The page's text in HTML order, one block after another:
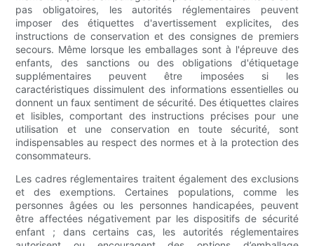
pas obligatoires, les autorités réglementaires peuvent
imposer des étiquettes d'avertissement explicites, des
instructions de conservation et des consignes de premiers
secours. Même lorsque les emballages sont à l'épreuve des
enfants, des sanctions ou des obligations d'étiquetage
supplémentaires peuvent être imposées si les
caractéristiques dissimulent des informations essentielles ou
donnent un faux sentiment de sécurité. Des étiquettes claires
et lisibles, comportant des instructions précises pour une
utilisation et une conservation en toute sécurité, sont
indispensables au respect des normes et à la protection des
consommateurs.
Les cadres réglementaires traitent également des exclusions
et des exemptions. Certaines populations, comme les
personnes âgées ou les personnes handicapées, peuvent
être affectées négativement par les dispositifs de sécurité
enfant ; dans certains cas, les autorités réglementaires